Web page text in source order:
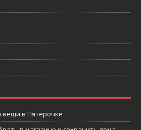
вещи в Пятерочке